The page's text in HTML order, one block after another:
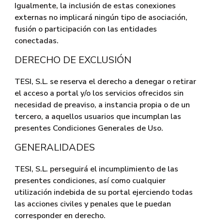
Igualmente, la inclusión de estas conexiones
externas no implicará ningún tipo de asociación,
fusión o participación con las entidades
conectadas.
DERECHO DE EXCLUSIÓN
TESI, S.L. se reserva el derecho a denegar o retirar
el acceso a portal y/o los servicios ofrecidos sin
necesidad de preaviso, a instancia propia o de un
tercero, a aquellos usuarios que incumplan las
presentes Condiciones Generales de Uso.
GENERALIDADES
TESI, S.L. perseguirá el incumplimiento de las
presentes condiciones, así como cualquier
utilización indebida de su portal ejerciendo todas
las acciones civiles y penales que le puedan
corresponder en derecho.